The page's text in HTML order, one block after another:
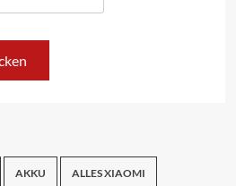
AKKU ALLES XIAOMI